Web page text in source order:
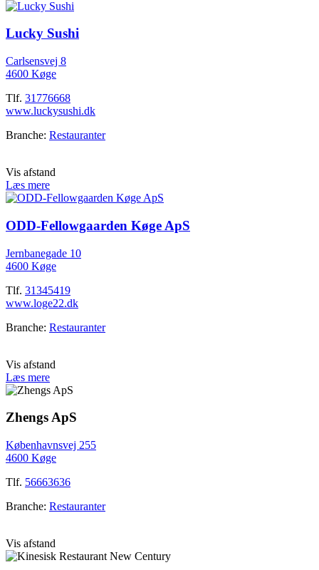
Lucky Sushi
Carlsensvej 8
4600 Køge
Tlf. 31776668
www.luckysushi.dk
Branche: Restauranter
Vis afstand
Læs mere
ODD-Fellowgaarden Køge ApS
Jernbanegade 10
4600 Køge
Tlf. 31345419
www.loge22.dk
Branche: Restauranter
Vis afstand
Læs mere
Zhengs ApS
Københavnsvej 255
4600 Køge
Tlf. 56663636
Branche: Restauranter
Vis afstand